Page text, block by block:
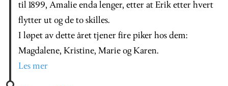
til 1899, Amalie enda lenger, etter at Erik etter hvert
flytter ut og de to skilles.
I løpet av dette året tjener fire piker hos dem:
Magdalene, Kristine, Marie og Karen.
Les mer